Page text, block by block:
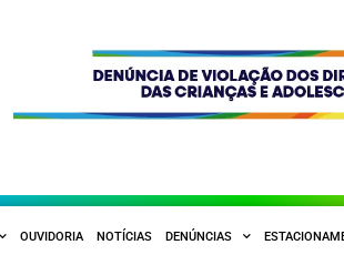
OUVIDORIA NOTÍCIAS DENÚNCIAS